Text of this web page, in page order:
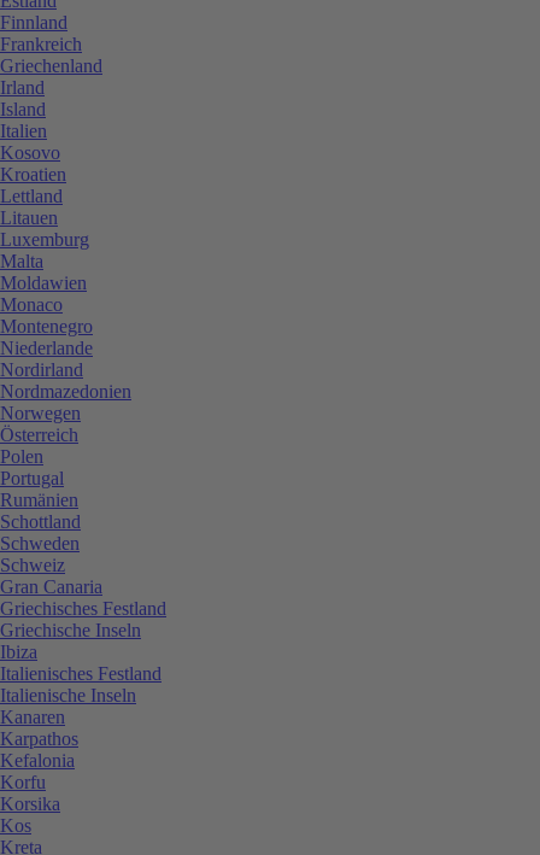
Finnland
Frankreich
Griechenland
Irland
Island
Italien
Kosovo
Kroatien
Lettland
Litauen
Luxemburg
Malta
Moldawien
Monaco
Montenegro
Niederlande
Nordirland
Nordmazedonien
Norwegen
Österreich
Polen
Portugal
Rumänien
Schottland
Schweden
Schweiz
Gran Canaria
Griechisches Festland
Griechische Inseln
Ibiza
Italienisches Festland
Italienische Inseln
Kanaren
Karpathos
Kefalonia
Korfu
Korsika
Kos
Kreta